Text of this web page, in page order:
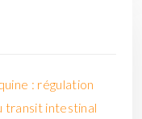
: régulation
transit intestinal